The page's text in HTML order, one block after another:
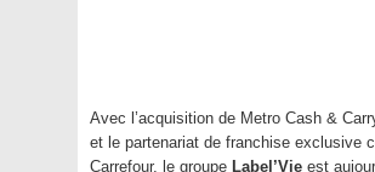
Avec l’acquisition de Metro Cash &
et le partenariat de franchise exclusive
Carrefour, le groupe Label’Vie est